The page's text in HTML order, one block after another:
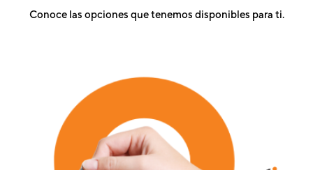
Conoce las opciones que tenemos disponibles para ti.